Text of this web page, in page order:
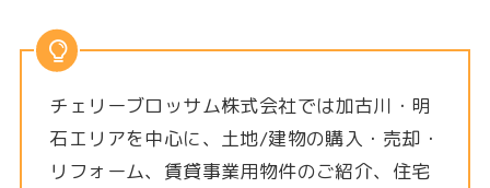
チェリーブロッサム株式会社では加古川・明
石エリアを中心に、土地/建物の購入・売却・
リフォーム、賃貸事業用物件のご紹介、住宅